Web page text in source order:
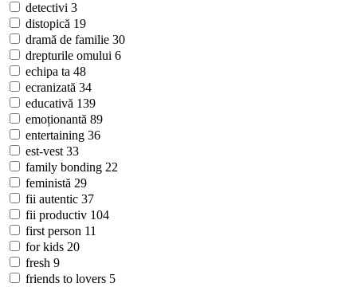
detectivi 3
distopică 19
dramă de familie 30
drepturile omului 6
echipa ta 48
ecranizată 34
educativă 139
emoționantă 89
entertaining 36
est-vest 33
family bonding 22
feministă 29
fii autentic 37
fii productiv 104
first person 11
for kids 20
fresh 9
friends to lovers 5